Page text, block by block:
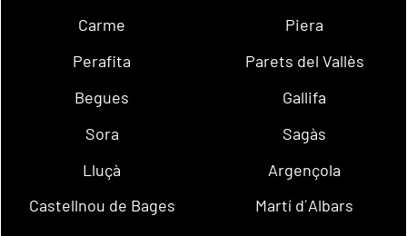
Carme
Piera
Perafita
Parets del Vallès
Begues
Gallifa
Sora
Sagàs
Lluçà
Argençola
Castellnou de Bages
Martí d´Albars